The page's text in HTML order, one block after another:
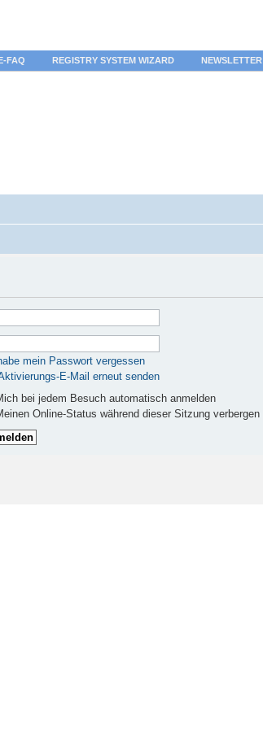
FAQ REGISTRY SYSTEM WIZARD NEWSLETTER
mein Passwort vergessen
E-Mail erneut senden
bei jedem Besuch automatisch anmelden
Online-Status während dieser Sitzung verbergen